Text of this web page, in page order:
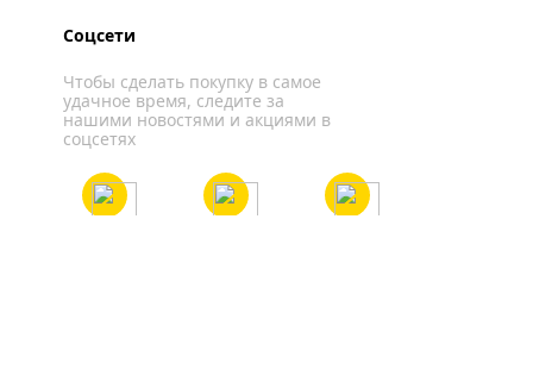
Соцсети
Чтобы сделать покупку в самое
удачное время, следите за
нашими новостями и акциями в
соцсетях